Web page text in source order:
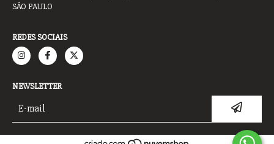
SÃO PAULO
REDES SOCIAIS
NEWSLETTER